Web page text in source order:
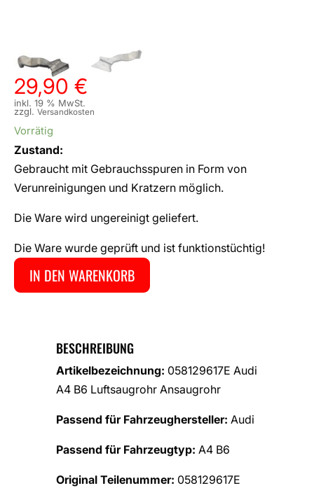
29,90 €
inkl. 19 % MwSt.
zzgl. Versandkosten
Vorrätig
Zustand:
Gebraucht mit Gebrauchsspuren in Form von
Verunreinigungen und Kratzern möglich.
Die Ware wird ungereinigt geliefert.
Die Ware wurde geprüft und ist funktionstüchtig!
IN DEN WARENKORB
BESCHREIBUNG
Artikelbezeichnung: 058129617E Audi
A4 B6 Luftsaugrohr Ansaugrohr
Passend für Fahrzeughersteller: Audi
Passend für Fahrzeugtyp: A4 B6
Original Teilenummer: 058129617E